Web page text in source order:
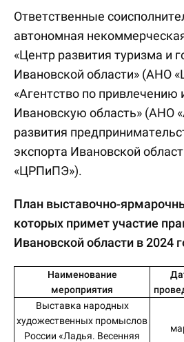
Ответственные
автономная
«Центр развития туризма и
Ивановской области» (АНО
«Агентство по привлечению
Ивановскую область» (АНО
развития
экспорта Ивановской
«ЦРПиПЭ»).
План выставочно-
которых примет участие
Ивановской области в 2024
Наименование
мероприятия
Выставка народных
художественных промыслов
России «Ладья. Весенняя